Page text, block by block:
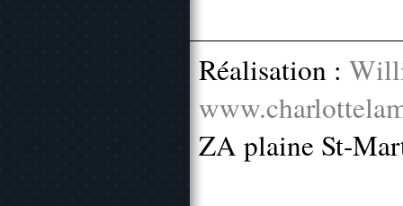
Réalisation :
ZA plaine St-